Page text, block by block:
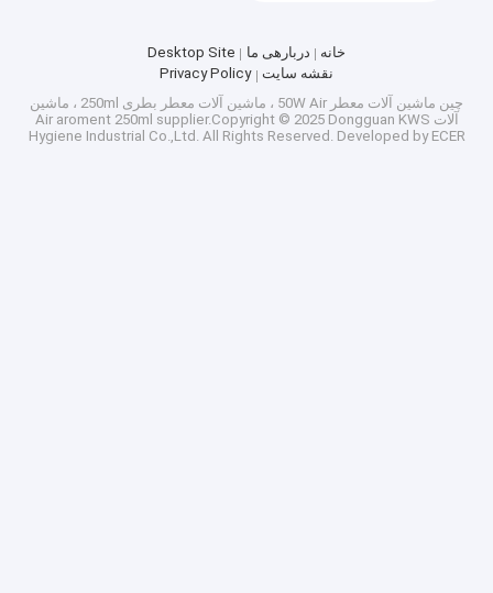
خانه دربارهی ما
Desktop Site
نقشه سایت
Privacy Policy
چین ماشین آلات معطر 50W Air ، ماشین آلات معطر بطری 250ml ، ماشین
آلات Air aroment 250ml supplier.Copyright © 2025 Dongguan KWS
Hygiene Industrial Co.,Ltd. All Rights Reserved. Developed by ECER